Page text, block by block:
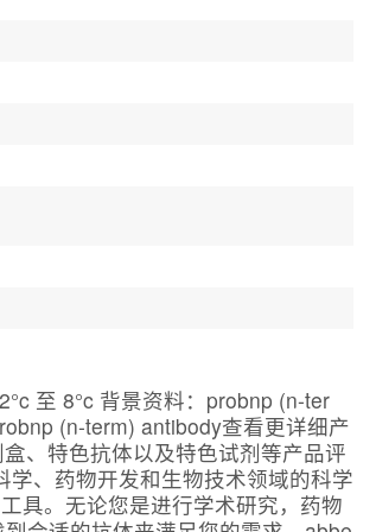
至 8°c 背景资料：probnp (n-ter
(n-term) antibody查看更详细产
、特色抗体以及特色试剂等产品评
、药物开发和生物技术领域的科学
具。无论您是进行学术研究，药物